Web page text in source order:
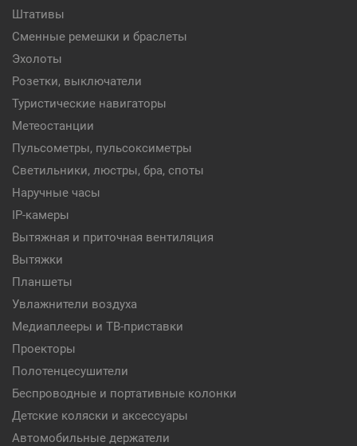
Штативы
Сменные ремешки и браслеты
Эхолоты
Розетки, выключатели
Туристические навигаторы
Метеостанции
Пульсометры, пульсоксиметры
Светильники, люстры, бра, споты
Наручные часы
IP-камеры
Вытяжная и приточная вентиляция
Вытяжки
Планшеты
Увлажнители воздуха
Медиаплееры и ТВ-приставки
Проекторы
Полотенцесушители
Беспроводные и портативные колонки
Детские коляски и аксессуары
Автомобильные держатели